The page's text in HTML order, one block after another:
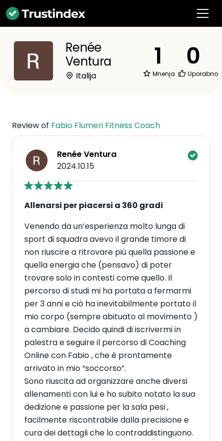
Renée
Ventura
Italija
1
Mnenja
0
Uporabno
Review of Fabio Flumeri Fitness Coach
Renée Ventura
2024.10.15
Allenarsi per piacersi a 360 gradi
Venendo da un’esperienza molto lunga di
sport di squadra avevo il grande timore di
non riuscire a ritrovare più quella passione e
quella energia che (pensavo) di poter
trovare solo in contesti come quello. Il
percorso di studi mi ha portata a fermarmi
per 3 anni e ciò ha inevitabilmente portato il
mio corpo (sempre abituato al movimento )
a cambiare. Decido quindi di iscrivermi in
palestra e seguire il percorso di Coaching
Online con Fabio , che è prontamente
arrivato in mio “soccorso”.
Sono riuscita ad organizzare anche diversi
allenamenti con lui e ho subito notato la sua
dedizione e passione per la sala pesi ,
facilmente riscontrabile dalla precisione e
cura dei dettagli che lo contraddistinguono.